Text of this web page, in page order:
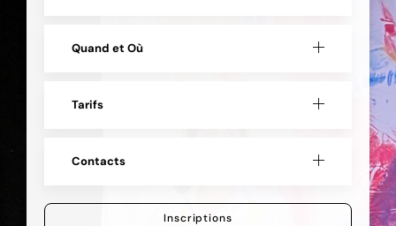
Quand et Où
Tarifs
Contacts
Inscriptions